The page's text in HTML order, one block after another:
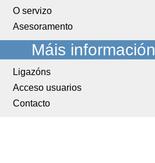
O servizo
Asesoramento
Máis información
Ligazóns
Acceso usuarios
Contacto